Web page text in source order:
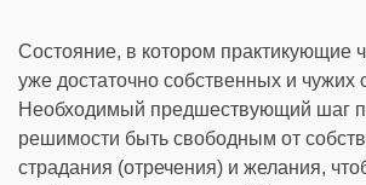
Состояние, в котором практикующие
уже достаточно собственных и чужих
Необходимый предшествующий шаг
решимости быть свободным от
страдания (отречения) и желания,